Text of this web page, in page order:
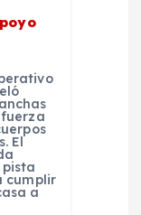
El
cumplir
a